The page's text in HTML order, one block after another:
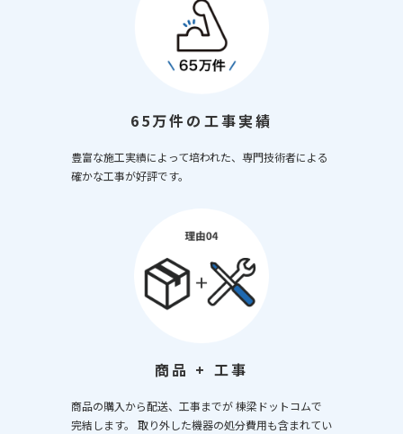
65万件の工事実績
豊富な施工実績によって培われた、専門技術者による
確かな工事が好評です。
商品 + 工事
商品の購入から配送、工事までが 棟梁ドットコムで
完結します。 取り外した機器の処分費用も含まれてい